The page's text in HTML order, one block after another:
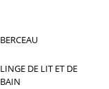
BERCEAU
LINGE DE LIT ET DE
BAIN